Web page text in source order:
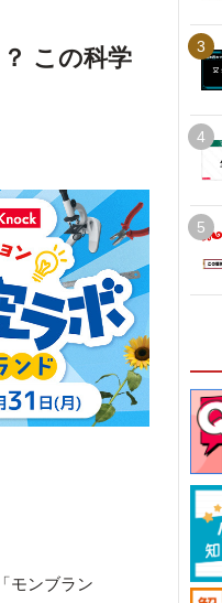
この科学
モンブラン
3
4
5